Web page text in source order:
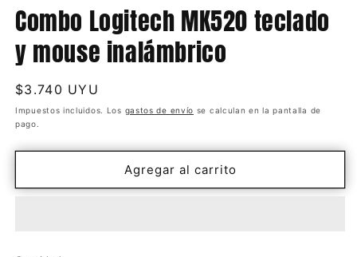
Combo Logitech MK520 teclado
y mouse inalámbrico
Precio
habitual
$3.740 UYU
Impuestos incluidos. Los gastos de envío se calculan en la pantalla de
pago.
Agregar al carrito